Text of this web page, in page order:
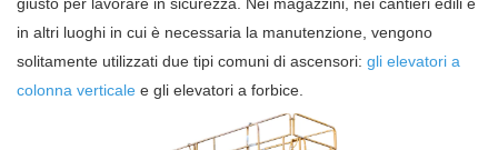
giusto per lavorare in sicurezza. Nei magazzini, nei cantieri edili e
in altri luoghi in cui è necessaria la manutenzione, vengono
solitamente utilizzati due tipi comuni di ascensori: gli elevatori a
colonna verticale e gli elevatori a forbice.